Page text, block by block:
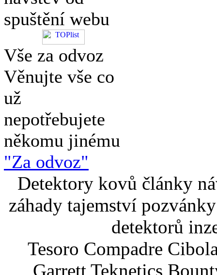
spuštění webu
Vše za odvoz
Věnujte vše co
už
nepotřebujete
někomu jinému
"Za odvoz"
Detektory kovů články
záhady tajemství
detektorů
Tesoro Compadre
Garrett Teknetics